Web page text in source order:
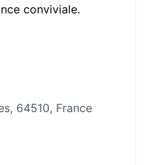
conviviale.
64510, France